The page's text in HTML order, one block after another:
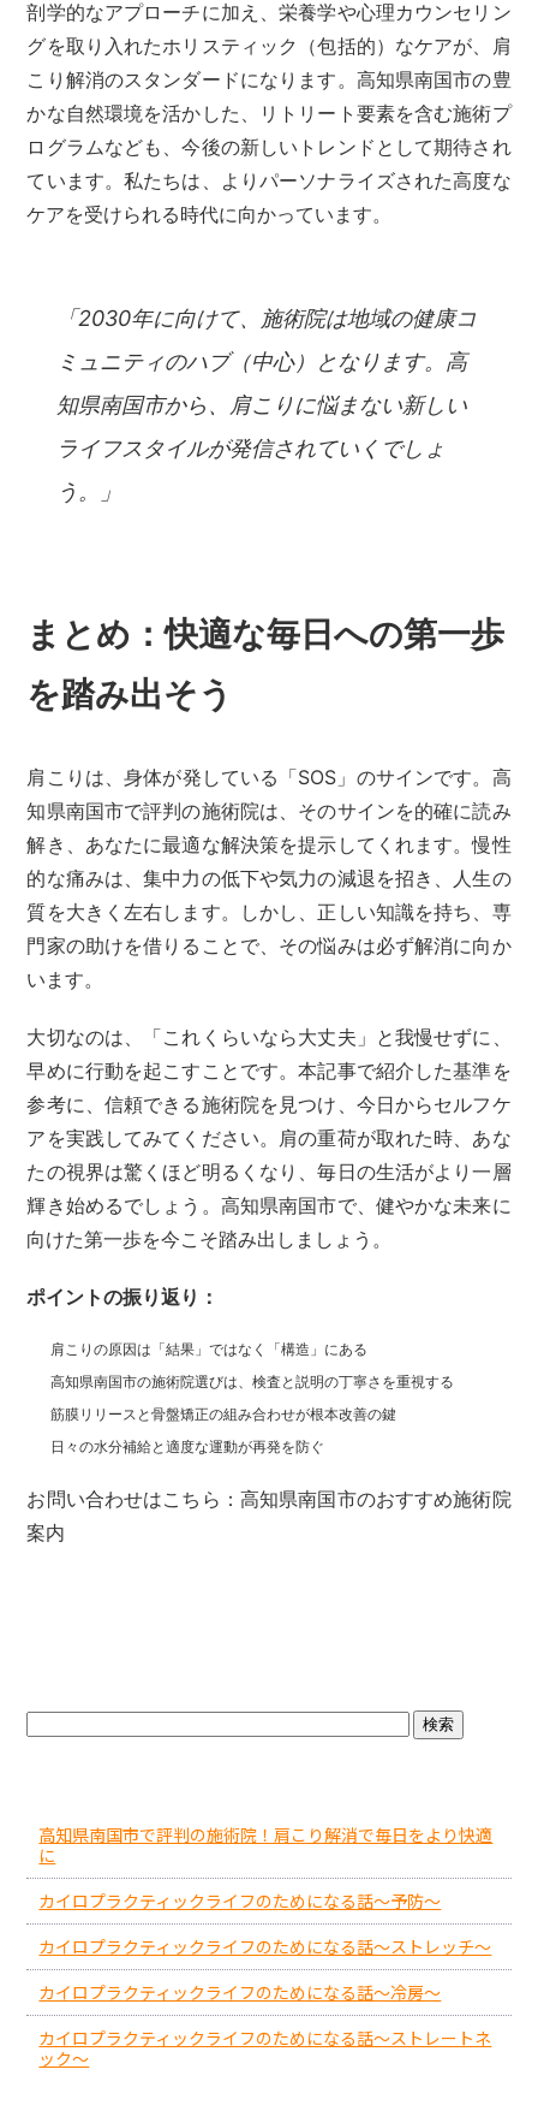
剖学的なアプローチに加え、栄養学や心理カウンセリン
グを取り入れたホリスティック（包括的）なケアが、肩
こり解消のスタンダードになります。高知県南国市の豊
かな自然環境を活かした、リトリート要素を含む施術プ
ログラムなども、今後の新しいトレンドとして期待され
ています。私たちは、よりパーソナライズされた高度な
ケアを受けられる時代に向かっています。
「2030年に向けて、施術院は地域の健康コ
ミュニティのハブ（中心）となります。高
知県南国市から、肩こりに悩まない新しい
ライフスタイルが発信されていくでしょ
う。」
まとめ：快適な毎日への第一歩
を踏み出そう
肩こりは、身体が発している「SOS」のサインです。高
知県南国市で評判の施術院は、そのサインを的確に読み
解き、あなたに最適な解決策を提示してくれます。慢性
的な痛みは、集中力の低下や気力の減退を招き、人生の
質を大きく左右します。しかし、正しい知識を持ち、専
門家の助けを借りることで、その悩みは必ず解消に向か
います。
大切なのは、「これくらいなら大丈夫」と我慢せずに、
早めに行動を起こすことです。本記事で紹介した基準を
参考に、信頼できる施術院を見つけ、今日からセルフケ
アを実践してみてください。肩の重荷が取れた時、あな
たの視界は驚くほど明るくなり、毎日の生活がより一層
輝き始めるでしょう。高知県南国市で、健やかな未来に
向けた第一歩を今こそ踏み出しましょう。
ポイントの振り返り：
肩こりの原因は「結果」ではなく「構造」にある
高知県南国市の施術院選びは、検査と説明の丁寧さを重視する
筋膜リリースと骨盤矯正の組み合わせが根本改善の鍵
日々の水分補給と適度な運動が再発を防ぐ
お問い合わせはこちら：高知県南国市のおすすめ施術院
案内
高知県南国市で評判の施術院！肩こり解消で毎日をより快適
に
カイロプラクティックライフのためになる話～予防～
カイロプラクティックライフのためになる話～ストレッチ～
カイロプラクティックライフのためになる話～冷房～
カイロプラクティックライフのためになる話～ストレートネ
ック～